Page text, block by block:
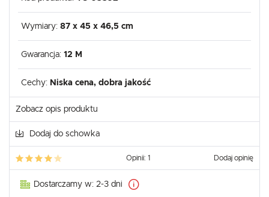
Wymiary: 87 x 45 x 46,5 cm
Gwarancja: 12 M
Cechy: Niska cena, dobra jakość
Zobacz opis produktu
Dodaj do schowka
Opinii: 1 Dodaj opinię
Dostarczamy w: 2-3 dni